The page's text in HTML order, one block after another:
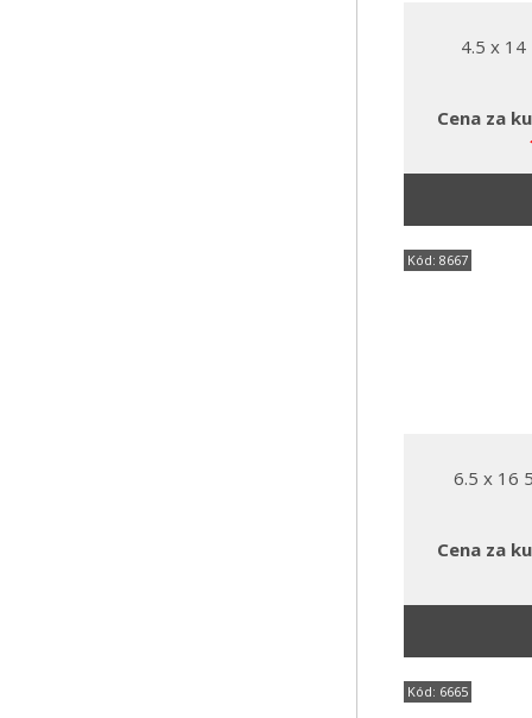
4.5 x 14
Cena za
Kód: 8667
6.5 x 16
Cena za
Kód: 6665